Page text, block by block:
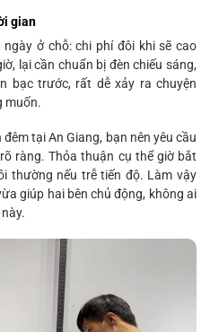
gian
ở chỗ: chi phí đôi khi sẽ cao
lại cần chuẩn bị đèn chiếu sáng,
bạc trước, rất dễ xảy ra chuyện
muốn.
tại An Giang, bạn nên yêu cầu
ràng. Thỏa thuận cụ thể giờ bắt
thường nếu trễ tiến độ. Làm vậy
giúp hai bên chủ động, không ai